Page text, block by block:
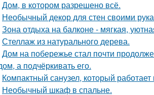
Дом, в котором разрешено всё.
Необычный декор для стен своими
Зона отдыха на балконе - мягкая,
Стеллаж из натурального дерева.
Дом на побережье стал почти
а подчёркивать его.
Компактный санузел, который работает
Необычный шкаф в спальне.